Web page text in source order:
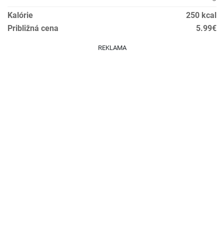
Kalórie
250 kcal
Približná cena
5.99€
REKLAMA